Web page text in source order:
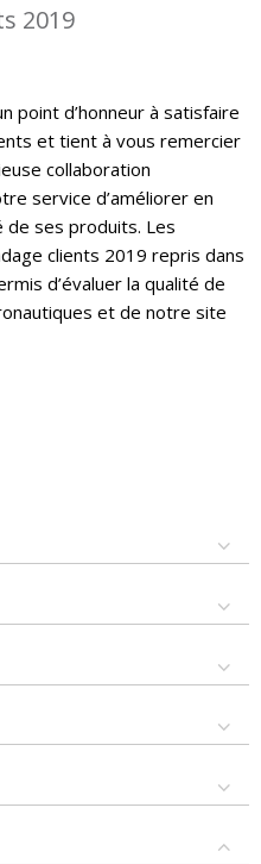
2019
point d’honneur à satisfaire
et tient à vous remercier
collaboration
service d’améliorer en
de ses produits. Les
clients 2019 repris dans
d’évaluer la qualité de
et de notre site